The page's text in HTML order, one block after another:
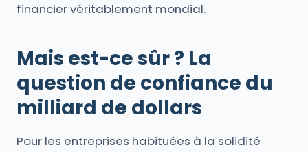
financier véritablement mondial.
Mais est-ce sûr ? La
question de confiance du
milliard de dollars
Pour les entreprises habituées à la solidité